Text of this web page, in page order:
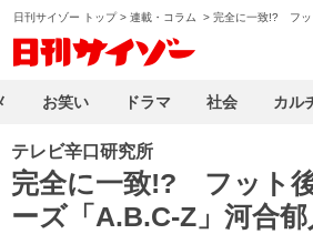
日刊サイゾー トップ> 連載・コラム > 完全に一致!? フッ
テレビ辛口研究所
完全に一致!? フット
ーズ「A.B.C-Z」河合
お笑い ドラマ 社会 カル